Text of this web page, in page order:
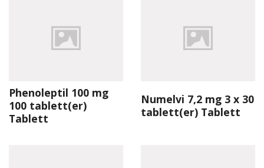
Phenoleptil 100 mg
100 tablett(er)
Tablett
Numelvi 7,2 mg 3 x 30
tablett(er) Tablett